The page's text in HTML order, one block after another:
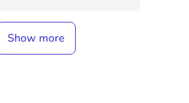
Show more